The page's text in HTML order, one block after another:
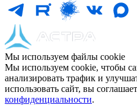
Мы используем файлы cookie
Мы используем cookie, чтобы
анализировать трафик и
использовать сайт, вы
конфиденциальности.